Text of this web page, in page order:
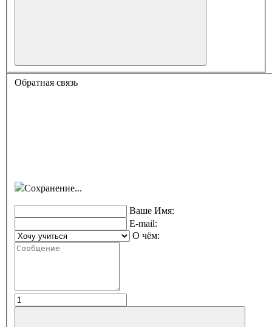
Обратная связь
Сохранение...
Ваше Имя:
E-mail:
О чём: